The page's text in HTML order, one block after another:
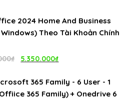
2024 Home And Business
Theo Tài Khoản Chính
₫
Giá
là:
5.350.000₫
tại
365 Family - 6 User - 1
365 Family) + Onedrive 6